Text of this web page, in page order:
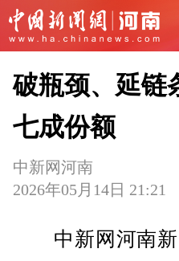
破瓶颈、延链
七成份额
中新网河南
2026年05月14日 21:21
中新网河南新